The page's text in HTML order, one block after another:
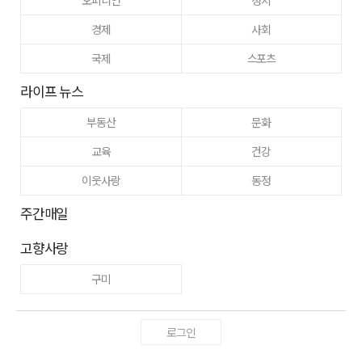
경제
사회
국제
스포츠
라이프 뉴스
부동산
문화
교육
건강
이웃사랑
동정
주간매일
고향사랑
구미
로그인